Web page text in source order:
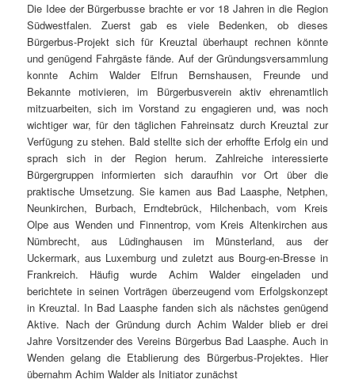
Die Idee der Bürgerbusse brachte er vor 18 Jahren in die Region
Südwestfalen. Zuerst gab es viele Bedenken, ob dieses
Bürgerbus-Projekt sich für Kreuztal überhaupt rechnen könnte
und genügend Fahrgäste fände. Auf der Gründungsversammlung
konnte Achim Walder Elfrun Bernshausen, Freunde und
Bekannte motivieren, im Bürgerbusverein aktiv ehrenamtlich
mitzuarbeiten, sich im Vorstand zu engagieren und, was noch
wichtiger war, für den täglichen Fahreinsatz durch Kreuztal zur
Verfügung zu stehen. Bald stellte sich der erhoffte Erfolg ein und
sprach sich in der Region herum. Zahlreiche interessierte
Bürgergruppen informierten sich daraufhin vor Ort über die
praktische Umsetzung. Sie kamen aus Bad Laasphe, Netphen,
Neunkirchen, Burbach, Erndtebrück, Hilchenbach, vom Kreis
Olpe aus Wenden und Finnentrop, vom Kreis Altenkirchen aus
Nümbrecht, aus Lüdinghausen im Münsterland, aus der
Uckermark, aus Luxemburg und zuletzt aus Bourg-en-Bresse in
Frankreich. Häufig wurde Achim Walder eingeladen und
berichtete in seinen Vorträgen überzeugend vom Erfolgskonzept
in Kreuztal. In Bad Laasphe fanden sich als nächstes genügend
Aktive. Nach der Gründung durch Achim Walder blieb er drei
Jahre Vorsitzender des Vereins Bürgerbus Bad Laasphe. Auch in
Wenden gelang die Etablierung des Bürgerbus-Projektes. Hier
übernahm Achim Walder als Initiator zunächst